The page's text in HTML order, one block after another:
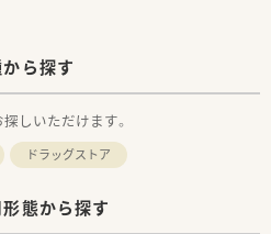
ら探す
しいただけます。
ドラッグストア
態から探す